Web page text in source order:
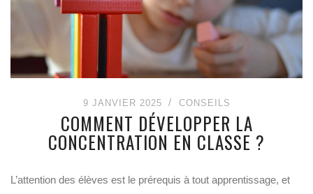
9 JANVIER 2025 CONSEILS
COMMENT DÉVELOPPER LA
CONCENTRATION EN CLASSE ?
L’attention des élèves est le prérequis à tout apprentissage, et